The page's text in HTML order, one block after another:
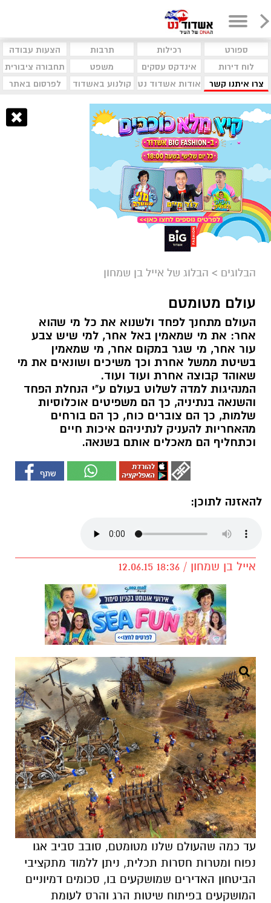
ספורט רכילות תרבות
הצעות עבודה
לוח דירות
אינדקס עסקים משפט
תחבורה ציבורית
צרו איתנו קשר
אודות אשדוד נט קולנוע באשדוד לפרסום באתר
הבלוגים > הבלוג של אייל בן שמחון
עולם מטומטם
העולם מתחנך לפחד ולשנוא את כל מי שהוא
אחר: את מי שמאמין באל אחר, למי שיש צבע
עור אחר, מי שגר במקום אחר, מי שמאמין
בשיטת ממשל אחרת וכך משיכים ושונאים את מי
שאוהד קבוצה אחרת ועוד ועוד.
המנהיגות למדה לשלוט בעולם ע"י הנחלת הפחד
והשנאה בנתיניה, כך הם משפיטים אוכלוסיות
שלמות, כך הם צוברים כוח, כך הם בורחים
מהאחריות להעניק לנתיניהם איכות חיים
וכתחליף הם מאכלים אותם בשנאה.
להאזנה לתוכן:
אייל בן שמחון / 18:36 12.06.15
עד כמה שהעולם שלנו מטומטם, סובב סביב אגו
נפוח ומטרות חסרות תכלית, ניתן ללמוד מתקציבי
הביטחון האדירים שמושקעים בו, סכומים דמיוניים
המושקעים בפיתוח שיטות הרג והרס לעומת